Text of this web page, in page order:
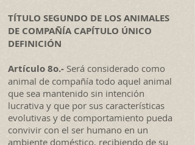
TÍTULO SEGUNDO DE LOS ANIMALES
DE COMPAÑÍA CAPÍTULO ÚNICO
DEFINICIÓN
Artículo 8o.- Será considerado como
animal de compañía todo aquel animal
que sea mantenido sin intención
lucrativa y que por sus características
evolutivas y de comportamiento pueda
convivir con el ser humano en un
ambiente doméstico, recibiendo de su